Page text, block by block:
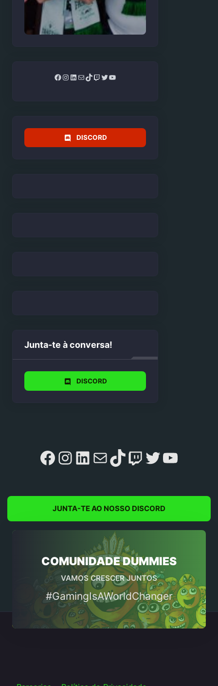
Facebook
Instagram
LinkedIn
MailTikTok
Twitch
Twitter
YouTube
DISCORD
Junta-te à conversa!
DISCORD
Facebook
Instagram
LinkedIn
MailTikTok
Twitch
Twitter
JUNTA-TE AO NOSSO DISCORD
COMUNIDADE DUMMIES
VAMOS CRESCER JUNTOS
#GamingIsAWorldChanger